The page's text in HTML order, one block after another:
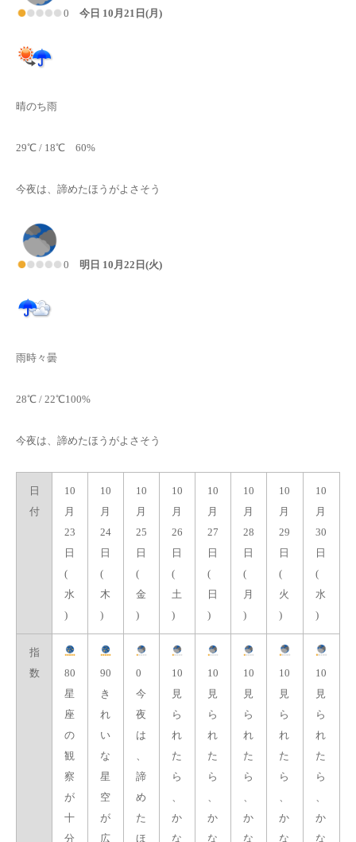
0 今日 10月21日(月)
晴のち雨
29℃ / 18℃ 60%
今夜は、諦めたほうがよさそう
0 明日 10月22日(火)
雨時々曇
28℃ / 22℃100%
今夜は、諦めたほうがよさそう
日
付
10
月
23
日
(
水
)
10
月
24
日
(
木
)
10
月
25
日
(
金
)
10
月
26
日
(
土
)
10
月
27
日
(
日
)
10
月
28
日
(
月
)
10
月
29
日
(
火
)
10
月
30
日
(
水
)
指
数
80
星
座
の
観
察
が
十
分
90
き
れ
い
な
星
空
が
広
0
今
夜
は
、
諦
め
た
ほ
10
見
ら
れ
た
ら
、
か
な
10
見
ら
れ
た
ら
、
か
な
10
見
ら
れ
た
ら
、
か
な
10
見
ら
れ
た
ら
、
か
な
10
見
ら
れ
た
ら
、
か
な